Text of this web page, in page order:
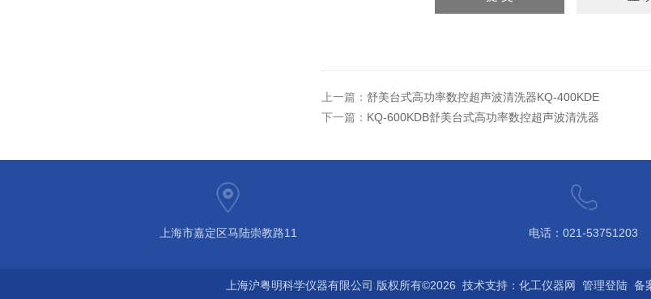
上一篇： 舒美台式高功率数控超声波清洗器KQ-400KDE
下一篇： KQ-600KDB舒美台式高功率数控超声波清洗器
上海市嘉定区马陆崇教路11 电话：021-53751203
上海沪粤明科学仪器有限公司 版权所有©2026 技术支持： 化工仪器网 管理登陆 备